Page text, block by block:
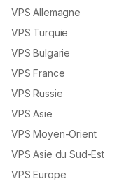
VPS Allemagne
VPS Turquie
VPS Bulgarie
VPS France
VPS Russie
VPS Asie
VPS Moyen-Orient
VPS Asie du Sud-Est
VPS Europe